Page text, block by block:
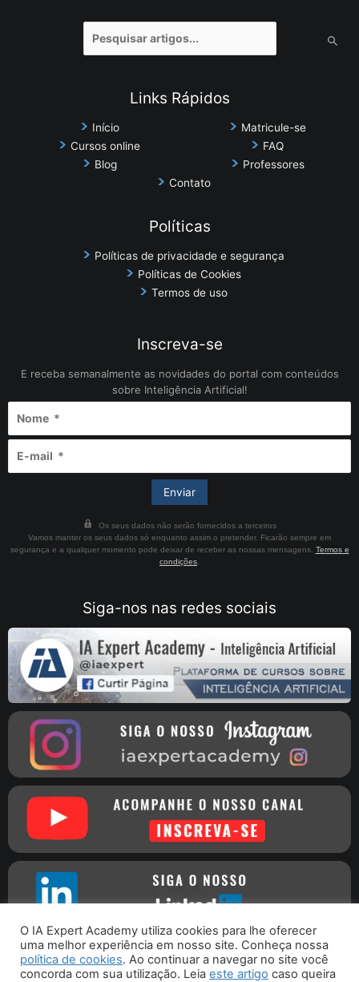
por:
Links Rápidos
Início
Matricule-se
Cursos online
FAQ
Blog
Professores
Contato
Políticas
Políticas de privacidade e segurança
Políticas de Cookies
Termos de uso
Inscreva-se
E receba semanalmente as novidades do portal com conteúdos
sobre Inteligência Artificial!
Os seus dados não serão fornecidos a terceiros
Vamos manter os seus dados só enquanto assim o pretender. Ficarão sempre em
segurança e a qualquer momento pode deixar de receber as nossas mensagens. Termos e
condições.
Siga-nos nas redes sociais
O IA Expert Academy utiliza cookies para lhe oferecer
uma melhor experiência em nosso site. Conheça nossa
política de cookies. Ao continuar a navegar no site você
concorda com sua utilização. Leia este artigo caso queira